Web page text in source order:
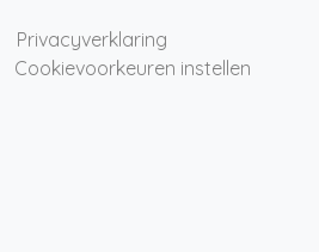
Privacyverklaring
Cookievoorkeuren instellen